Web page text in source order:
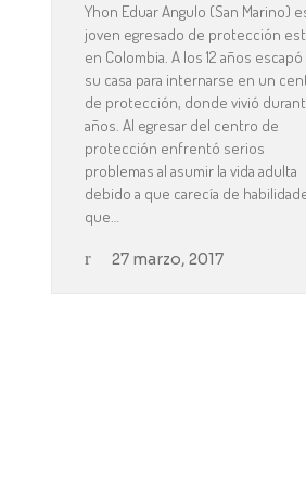
Yhon Eduar Angulo (San Marino)
joven egresado de protección
en Colombia. A los 12 años
su casa para internarse en un
de protección, donde vivió
años. Al egresar del centro de
protección enfrentó serios
problemas al asumir la vida adulta
debido a que carecía de
que…
27 marzo, 2017